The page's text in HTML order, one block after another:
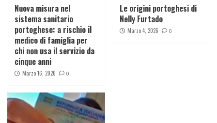
Nuova misura nel
sistema sanitario
portoghese: a rischio il
medico di famiglia per
chi non usa il servizio da
cinque anni
Marzo 16, 2026 0
Le origini portoghesi di
Nelly Furtado
Marzo 4, 2026 0